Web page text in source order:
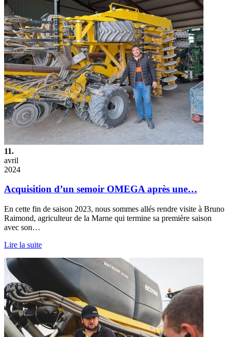
11.
avril
2024
Acquisition d’un semoir OMEGA après une…
En cette fin de saison 2023, nous sommes allés rendre visite à Bruno
Raimond, agriculteur de la Marne qui termine sa première saison
avec son…
Lire la suite